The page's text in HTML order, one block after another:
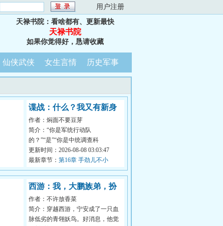
用户注册
天禄书院：看啥都有、更新最快
天禄书院
如果你觉得好，恳请收藏
仙侠武侠 女生言情 历史军事
谍战：什么？我又有新身
份了？
作者：焖面不要豆芽
简介：“你是军统行动队
的？”“是”“你是中统调查科
的？”“是”“你是号的特务？”“是”“你
还是组织...
更新时间：2026-08-08 03:03:47
最新章节： 第16章 手劲儿不小
西游：我，大鹏族弟，扮
演法海
作者：不许放香菜
简介：穿越西游，宁安成了一只血
脉低劣的青翎妖鸟。好消息，他觉